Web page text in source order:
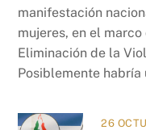
manifestación
mujeres, en el
Eliminación de la
Posiblemente habría
26